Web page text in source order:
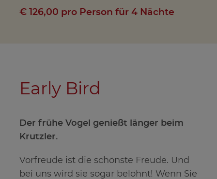
€ 126,00 pro Person für 4 Nächte
Early Bird
Der frühe Vogel genießt länger beim
Krutzler.
Vorfreude ist die schönste Freude. Und
bei uns wird sie sogar belohnt! Wenn Sie